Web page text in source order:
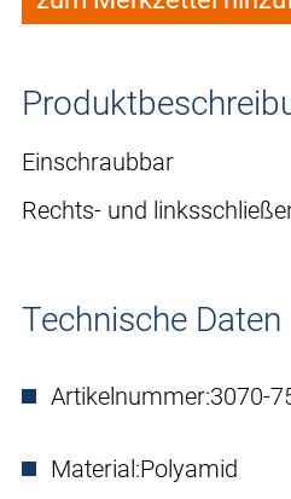
Einschraubbar
Rechts- und
Technische Daten
Artikelnummer:3070-
Material:Polyamid